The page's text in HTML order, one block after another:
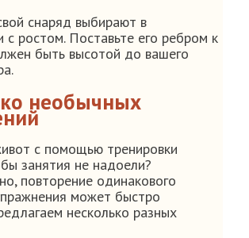
снаряд выбирают в
с ростом. Поставьте его ребром к
быть высотой до вашего
необычных
с помощью тренировки
занятия не надоели?
повторение одинакового
может быстро
несколько разных